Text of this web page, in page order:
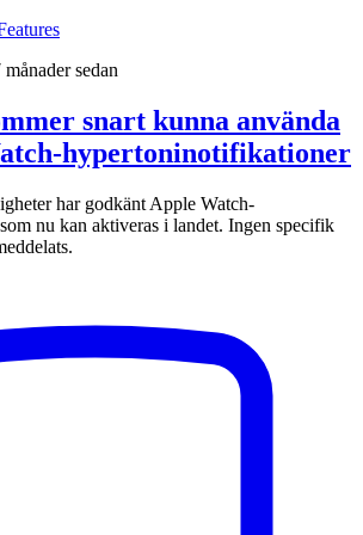
månader sedan
snart kunna använda
hypertoninotifikationer
har godkänt Apple Watch-
nu kan aktiveras i landet. Ingen specifik